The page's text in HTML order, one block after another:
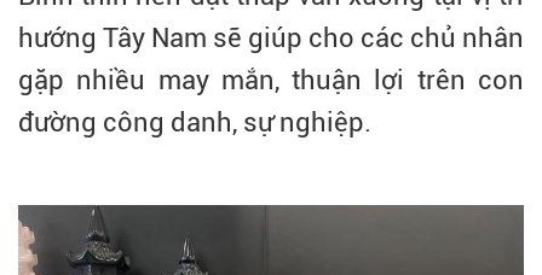
hướng Tây Nam sẽ giúp cho các chủ nhân
gặp nhiều may mắn, thuận lợi trên con
đường công danh, sự nghiệp.